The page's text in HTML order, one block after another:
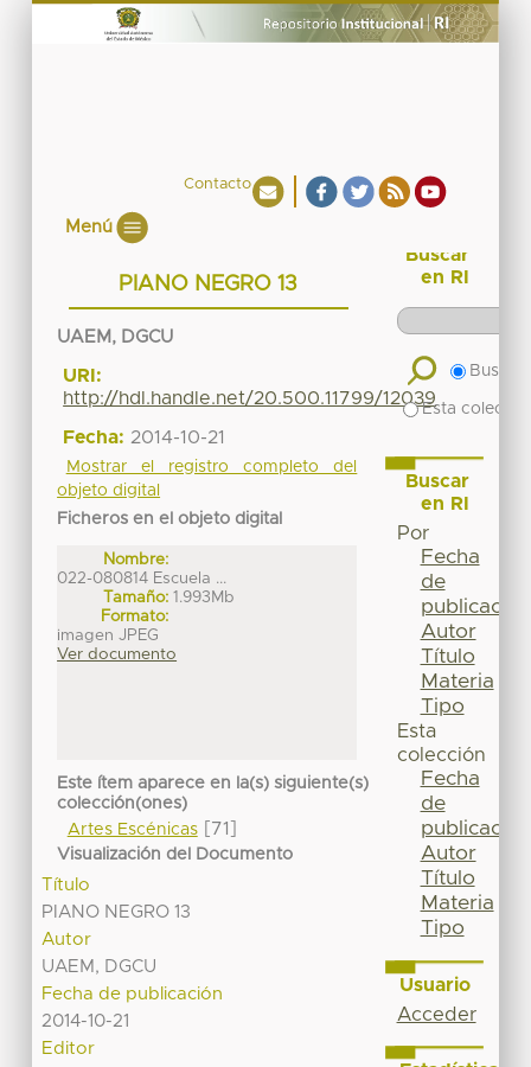
Contacto
Menú
PIANO NEGRO 13
UAEM, DGCU
URI:
http://hdl.handle.net/20.500.11799/12039
Fecha: 2014-10-21
Mostrar el registro completo del
objeto digital
Ficheros en el objeto digital
Nombre:
022-080814 Escuela ...
Tamaño: 1.993Mb
Formato:
imagen JPEG
Ver documento
Este ítem aparece en la(s) siguiente(s)
colección(ones)
Artes Escénicas[71]
Visualización del Documento
Título
PIANO NEGRO 13
Autor
UAEM, DGCU
Fecha de publicación
2014-10-21
Editor
Buscar
en RI
Buscar
Esta
Buscar
en RI
Por
Fecha
de
publicación
Autor
Título
Materia
Tipo
Esta
colección
Fecha
de
publicación
Autor
Título
Materia
Tipo
Usuario
Acceder